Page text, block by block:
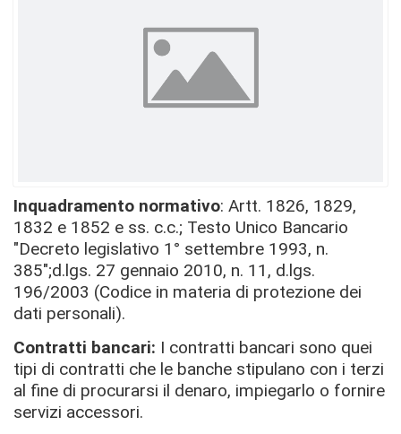
Inquadramento normativo: Artt. 1826, 1829,
1832 e 1852 e ss. c.c.; Testo Unico Bancario
"Decreto legislativo 1° settembre 1993, n.
385";d.lgs. 27 gennaio 2010, n. 11, d.lgs.
196/2003 (Codice in materia di protezione dei
dati personali).
Contratti bancari: I contratti bancari sono quei
tipi di contratti che le banche stipulano con i terzi
al fine di procurarsi il denaro, impiegarlo o fornire
servizi accessori.